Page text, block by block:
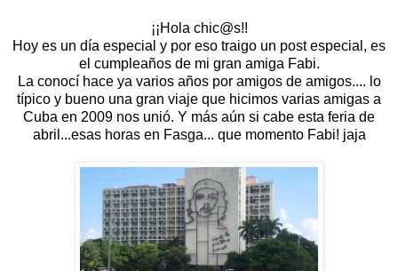
¡¡Hola chic@s!!
Hoy es un día especial y por eso traigo un post especial, es
el cumpleaños de mi gran amiga Fabi.
La conocí hace ya varios años por amigos de amigos.... lo
típico y bueno una gran viaje que hicimos varias amigas a
Cuba en 2009 nos unió. Y más aún si cabe esta feria de
abril...esas horas en Fasga... que momento Fabi! jaja